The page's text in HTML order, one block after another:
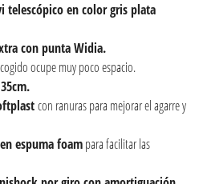
telescópico en color gris plata
con punta Widia.
ocupe muy poco espacio.
con ranuras para mejorar el agarre y
espuma foampara facilitar las